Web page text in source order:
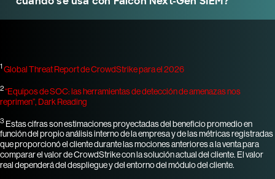
1 Global Threat Report de CrowdStrike para el 2026
2“Equipos de SOC: las herramientas de detección de amenazas nos
reprimen”, Dark Reading
3 Estas cifras son estimaciones proyectadas del beneficio promedio en
función del propio análisis interno de la empresa y de las métricas registradas
que proporcionó el cliente durante las mociones anteriores a la venta para
comparar el valor de CrowdStrike con la solución actual del cliente. El valor
real dependerá del despliegue y del entorno del módulo del cliente.